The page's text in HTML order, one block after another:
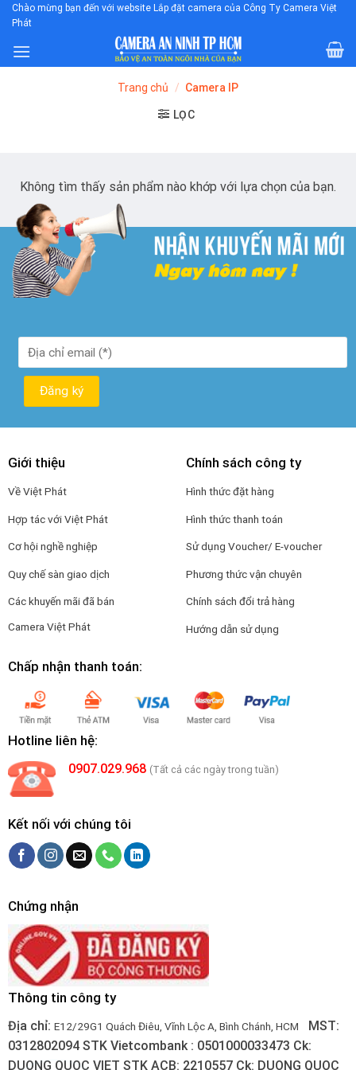
Skip
content
Chào mừng bạn đến với website Lắp đặt camera của Công Ty Camera Việt
Phát
Trang chủ / Camera IP
LỌC
Không tìm thấy sản phẩm nào khớp với lựa chọn của bạn.
Giới thiệu
Về Việt Phát
Hợp tác với Việt Phát
Cơ hội nghề nghiệp
Quy chế sàn giao dịch
Các khuyến mãi đã bán
Camera Việt Phát
Chính sách công ty
Hình thức đặt hàng
Hình thức thanh toán
Sử dụng Voucher/ E-voucher
Phương thức vận chuyên
Chính sách đổi trả hàng
Hướng dẫn sử dụng
Chấp nhận thanh toán:
Hotline liên hệ:
0907.029.968 (Tất cả các ngày trong tuần)
Kết nối với chúng tôi
Chứng nhận
Thông tin công ty
Địa chỉ: E12/29G1 Quách Điêu, Vĩnh Lộc A, Bình Chánh, HCM
MST:
0312802094 STK Vietcombank : 0501000033473 Ck:
DUONG QUOC VIET STK ACB: 2210557 Ck: DUONG QUOC